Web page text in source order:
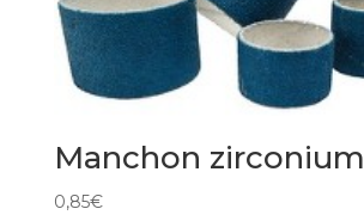
Manchon zirconium
0,85€